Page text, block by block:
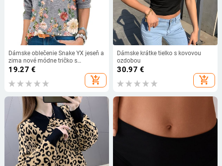
Dámske oblečenie Snake YX jeseň a
zima nové módne tričko s
kvetinovou potlačou do V, ležérne
voľné tričko s dlhým rukávom a
kvetinovou potlačou, plus veľkosť
19.27 €
add_shopping_cart
Dámske krátke tielko s kovovou
ozdobou
30.97 €
add_shopping_cart